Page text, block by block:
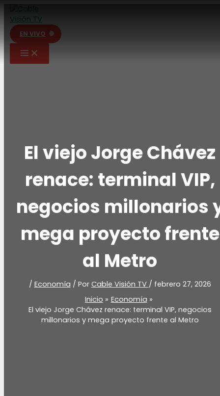
contenido
EN VIVO
El viejo Jorge Chávez
renace: terminal VIP,
negocios millonarios
mega proyecto frente
al Metro
/ Economía / Por Cable Visión TV / febrero 27, 2026
Inicio
Economía
El viejo Jorge Chávez renace: terminal VIP, negocios
millonarios y mega proyecto frente al Metro